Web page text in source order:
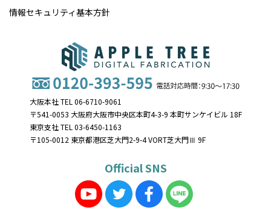
情報セキュリティ基本方針
大阪本社 TEL 06-6710-9061
〒541-0053 大阪府大阪市中央区本町4-3-9 本町サンケイビル 18F
東京支社 TEL 03-6450-1163
〒105-0012 東京都港区芝大門2-9-4 VORT芝大門Ⅲ 9F
Official SNS